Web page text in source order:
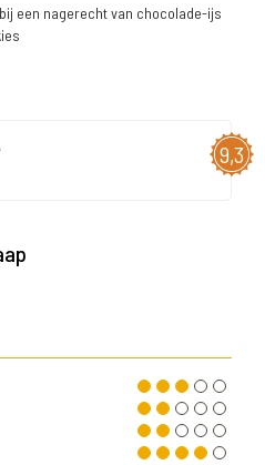
een nagerecht van chocolade-ijs
9,3